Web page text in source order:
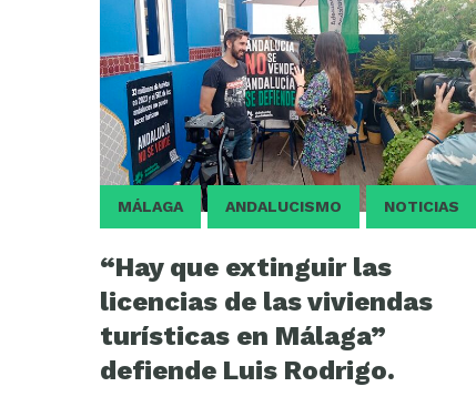
MÁLAGA ANDALUCISMO NOTICIAS
“Hay que extinguir las
licencias de las viviendas
turísticas en Málaga”
defiende Luis Rodrigo.